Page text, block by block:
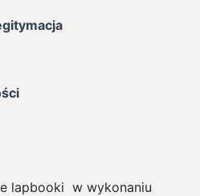
lapbooki w wykonaniu